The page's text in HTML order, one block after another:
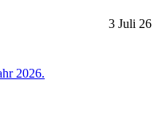
3 Juli 26